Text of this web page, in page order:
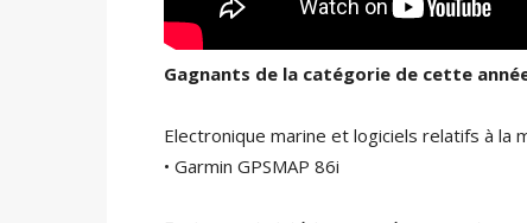
Gagnants de la catégorie de cette
Electronique marine et logiciels relatifs à la
• Garmin GPSMAP 86i